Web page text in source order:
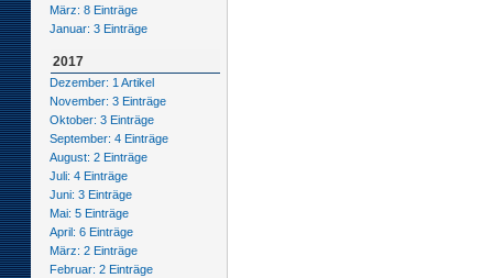
März: 8 Einträge
Januar: 3 Einträge
2017
Dezember: 1 Artikel
November: 3 Einträge
Oktober: 3 Einträge
September: 4 Einträge
August: 2 Einträge
Juli: 4 Einträge
Juni: 3 Einträge
Mai: 5 Einträge
April: 6 Einträge
März: 2 Einträge
Februar: 2 Einträge